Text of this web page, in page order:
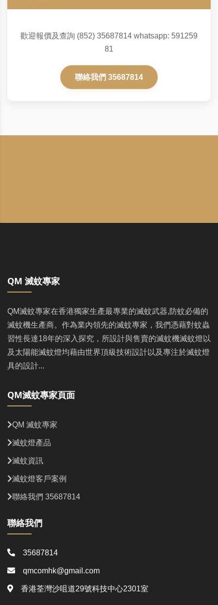
歡迎報價及查詢 (852) 35687814 whatsapp: 591259
81
聯絡我們 35687814
QM 滅蚊專家
QM滅蚊專家在香港獨家生產最專業的滅蚊武器,防蚊必備的
滅蚊機生產商。作為業內領先的滅蚊專家，我們憑藉對蚊蟲
習性長達18年的深入探究，所設計與售賣的滅蚊機滅蚊燈以
及太陽能滅蚊燈均藉由世界頂級技術設計以及專注於滅蚊燈
具的設計...
QM滅蚊專家頁面
QM 滅蚊專家
滅蚊燈產品
滅蚊資訊
滅蚊燈客戶案例
聯絡我們 35687814
聯絡我們
35687814
qmcomhk@gmail.com
香港荃灣沙咀道29號科技中心2301室